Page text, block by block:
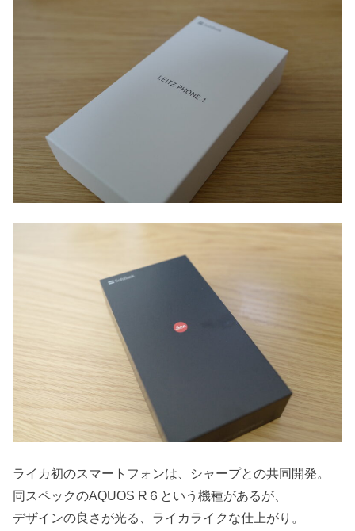
ライカ初のスマートフォンは、シャープとの共同開発。
同スペックのAQUOS R６という機種があるが、
デザインの良さが光る、ライカライクな仕上がり。